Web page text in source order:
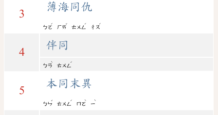
3
薄海同仇
ㄅㄛ
ˊ
ㄏㄞ
ˇ
ㄊㄨㄥ
ˊ
ㄔㄡ
ˊ
4
伴同
ㄅㄢ
ˋ
ㄊㄨㄥ
ˊ
5
本同末異
ㄅㄣ
ˇ
ㄊㄨㄥ
ˊ
ㄇㄛ
ˋ
ㄧ
ˋ